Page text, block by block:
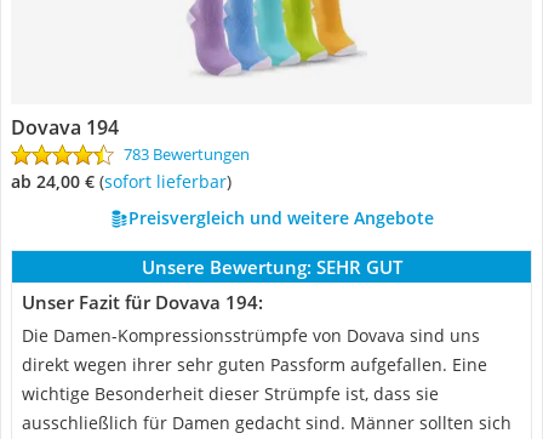
Dovava 194
783 Bewertungen
ab 24,00 € ( Sofort lieferbar)
Preisvergleich und weitere Angebote
Unsere Bewertung: SEHR GUT
Unser Fazit für Dovava 194:
Die Damen-Kompressionsstrümpfe von Dovava sind uns
direkt wegen ihrer sehr guten Passform aufgefallen. Eine
wichtige Besonderheit dieser Strümpfe ist, dass sie
ausschließlich für Damen gedacht sind. Männer sollten sich